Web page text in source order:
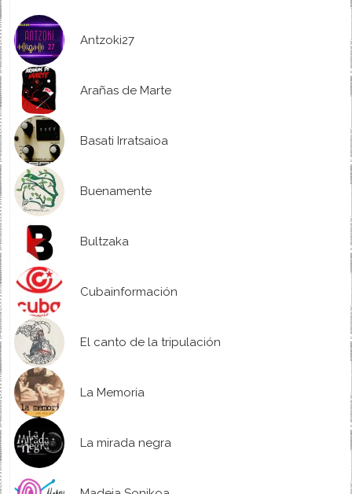
Antzoki27
Arañas de Marte
Basati Irratsaioa
Buenamente
Bultzaka
Cubainformación
El canto de la tripulación
La Memoria
La mirada negra